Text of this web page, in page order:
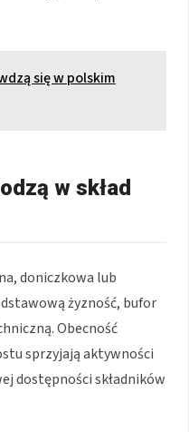
się w polskim
w skład
doniczkowa lub
żyzność, bufor
Obecność
sprzyjają aktywności
dostępności składników